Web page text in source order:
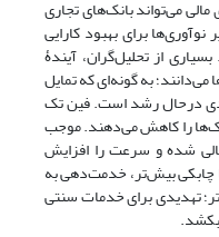
می‌تواند بانک‌های تجاری
برای بهبود کارایی
از تحلیل‌گران، آیندۀ
به گونه‌ای که تمایل
درحال رشد است. فین تک
را کاهش می‌دهند. موجب
شده و سرعت را افزایش
بیش‌تر، خدمت‌دهی به
تهدیدی برای خدمات سنتی